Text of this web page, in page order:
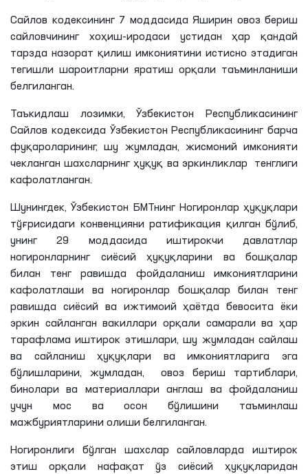
Сайлов кодексининг 7 моддасида Яширин овоз бериш
сайловчининг хоҳиш-иродаси устидан ҳар қандай
тарзда назорат қилиш имкониятини истисно этадиган
тегишли шароитларни яратиш орқали таъминланиши
белгиланган.
Таъкидлаш лозимки, Ўзбекистон Республикасининг
Сайлов кодексида Ўзбекистон Республикасининг барча
фуқароларининг, шу жумладан, жисмоний имконияти
чекланган шахсларнинг ҳуқуқ ва эркинликлар тенглиги
кафолатланган.
Шунингдек, Ўзбекистон БМТнинг Ногиронлар ҳуқуқлари
тўғрисидаги конвенцияни ратификация қилган бўлиб,
унинг 29 моддасида иштирокчи давлатлар
ногиронларнинг сиёсий ҳуқуқларини ва бошқалар
билан тенг равишда фойдаланиш имкониятларини
кафолатлаши ва ногиронлар бошқалар билан тенг
равишда сиёсий ва ижтимоий ҳаётда бевосита ёки
эркин сайланган вакиллари орқали самарали ва ҳар
тарафлама иштирок этишлари, шу жумладан сайлаш
ва сайланиш ҳуқуқлари ва имкониятларига эга
бўлишларини, жумладан, овоз бериш тартиблари,
бинолари ва материаллари англаш ва фойдаланиш
учун мос ва осон бўлишини таъминлаш
мажбуриятларини олиши белгиланган.
Ногиронлиги бўлган шахслар сайловларда иштирок
этиш орқали нафақат ўз сиёсий ҳуқуқларидан